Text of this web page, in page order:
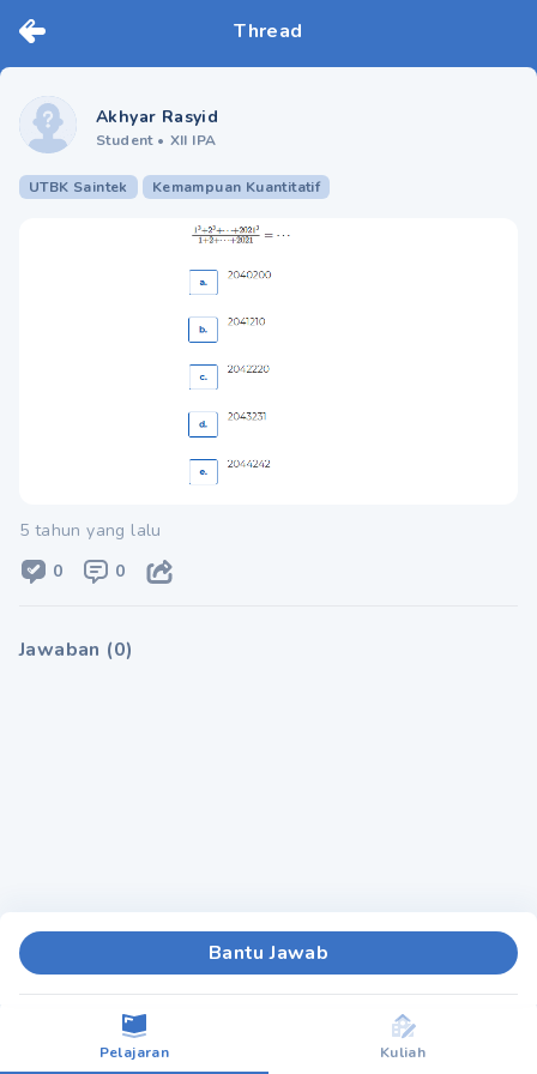
Thread
Akhyar Rasyid
Student • XII IPA
UTBK Saintek Kemampuan Kuantitatif
5 tahun yang lalu
0
0
Jawaban (0)
Bantu Jawab
Pelajaran Kuliah